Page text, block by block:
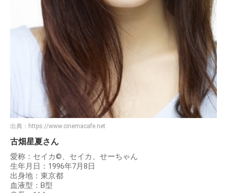
出典： https://www.cinemacafe.net
古畑星夏さん
愛称：セイカ©、セイカ、せーちゃん
生年月日：1996年7月8日
出身地：東京都
血液型：B型